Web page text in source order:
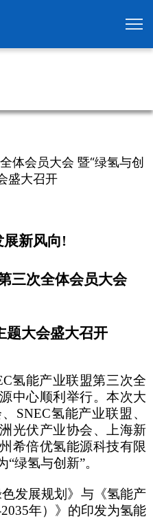
体会员大会 暨“绿氢与创
盛大召开
展新风向!
三次全体会员大会
题大会盛大召开
氢能产业联盟第三次全
中心顺利举行。本次大
SNEC氢能产业联盟、
光伏产业协会、上海新
希倍优氢能源科技有限
绿氢与创新”。
发展规划》与《氢能产
年）》的印发为氢能